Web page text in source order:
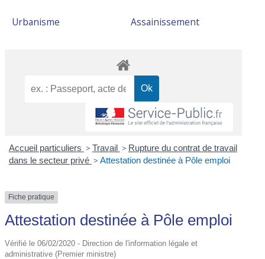
Urbanisme Assainissement
Accueil particuliers > Travail > Rupture du contrat de travail
dans le secteur privé > Attestation destinée à Pôle emploi
Fiche pratique
Attestation destinée à Pôle emploi
Vérifié le 06/02/2020 - Direction de l'information légale et
administrative (Premier ministre)